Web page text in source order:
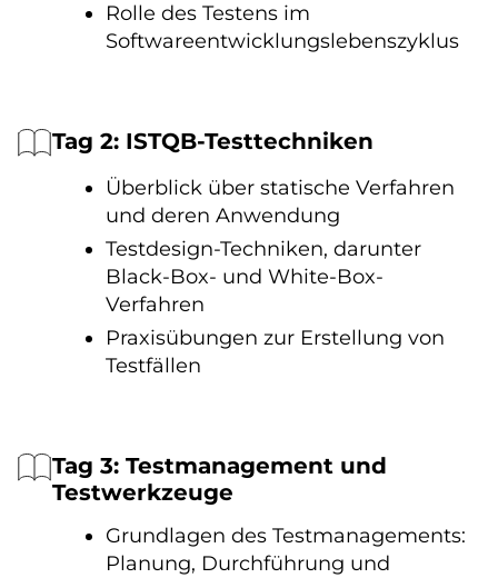
Rolle des Testens im
Softwareentwicklungslebenszyklus
Tag 2: ISTQB-Testtechniken
Überblick über statische Verfahren
und deren Anwendung
Testdesign-Techniken, darunter
Black-Box- und White-Box-
Verfahren
Praxisübungen zur Erstellung von
Testfällen
Tag 3: Testmanagement und
Testwerkzeuge
Grundlagen des Testmanagements:
Planung, Durchführung und